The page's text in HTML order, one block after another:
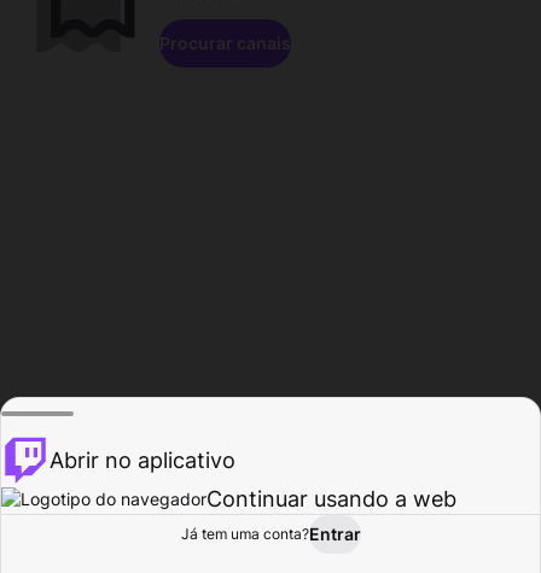
Procurar Atividade
Procurar canais
Abrir no aplicativo
Continuar usando a web
Já tem uma conta?Entrar